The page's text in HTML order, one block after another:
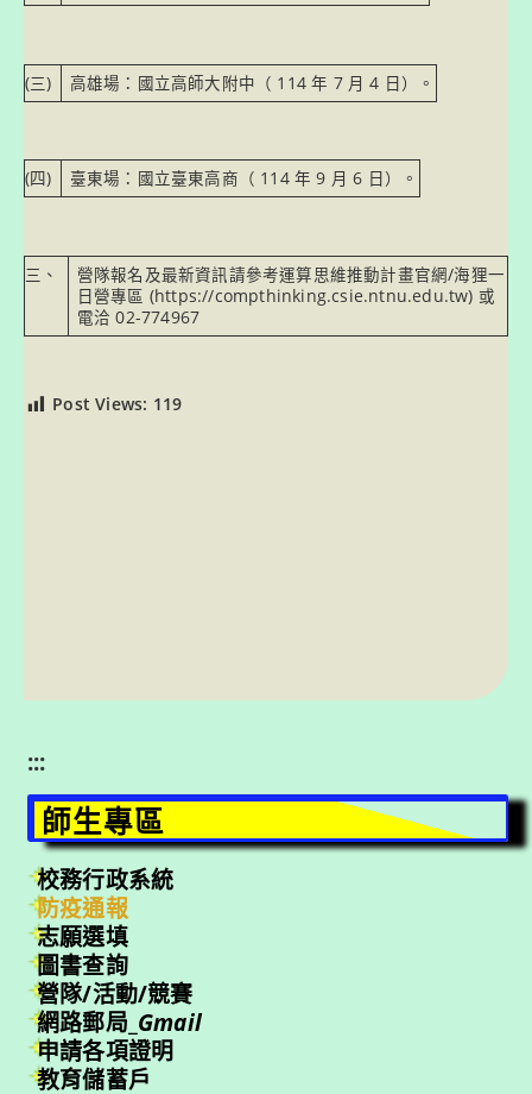
(三) 高雄場：國立高師大附中（ 114 年 7 月 4 日）。
(四) 臺東場：國立臺東高商（ 114 年 9 月 6 日）。
三、
營隊報名及最新資訊請參考運算思維推動計畫官網/海狸一
日營專區 (https://compthinking.csie.ntnu.edu.tw) 或
電洽 02-774967
Post Views: 119
:::
師生專區
校務行政系統
防疫通報
志願選填
圖書查詢
營隊/活動/競賽
網路郵局_ Gmail
申請各項證明
教育儲蓄戶